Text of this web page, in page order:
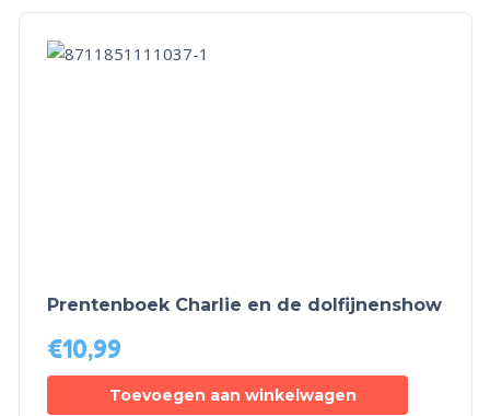
Prentenboek Charlie en de dolfijnenshow
€10,99
Toevoegen aan winkelwagen